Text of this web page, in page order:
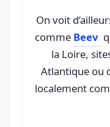
On voit
comme Beev
la Loire,
Atlantique ou
localement